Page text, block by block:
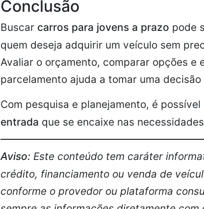
Conclusão
Buscar carros para jovens a prazo pode
quem deseja adquirir um veículo sem
Avaliar o orçamento, comparar opções e
parcelamento ajuda a tomar uma
Com pesquisa e planejamento, é
entrada que se encaixe nas
Aviso: Este conteúdo tem caráter
crédito, financiamento ou venda de
conforme o provedor ou plataforma